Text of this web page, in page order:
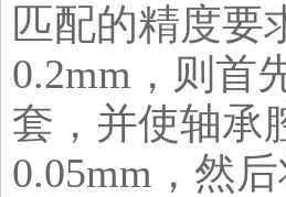
匹配的精度要
0.2mm，则首
套，并使轴承
0.05mm，然